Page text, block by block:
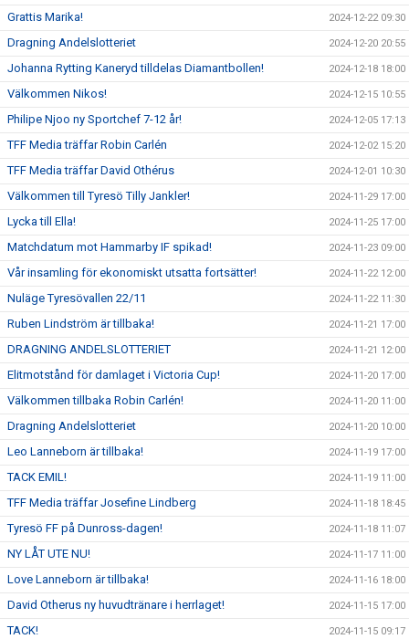
Grattis Marika! 2024-12-22 09:30
Dragning Andelslotteriet 2024-12-20 20:55
Johanna Rytting Kaneryd tilldelas Diamantbollen! 2024-12-18 18:00
Välkommen Nikos! 2024-12-15 10:55
Philipe Njoo ny Sportchef 7-12 år! 2024-12-05 17:13
TFF Media träffar Robin Carlén 2024-12-02 15:20
TFF Media träffar David Othérus 2024-12-01 10:30
Välkommen till Tyresö Tilly Jankler! 2024-11-29 17:00
Lycka till Ella! 2024-11-25 17:00
Matchdatum mot Hammarby IF spikad! 2024-11-23 09:00
Vår insamling för ekonomiskt utsatta fortsätter! 2024-11-22 12:00
Nuläge Tyresövallen 22/11 2024-11-22 11:30
Ruben Lindström är tillbaka! 2024-11-21 17:00
DRAGNING ANDELSLOTTERIET 2024-11-21 12:00
Elitmotstånd för damlaget i Victoria Cup! 2024-11-20 17:00
Välkommen tillbaka Robin Carlén! 2024-11-20 11:00
Dragning Andelslotteriet 2024-11-20 10:00
Leo Lanneborn är tillbaka! 2024-11-19 17:00
TACK EMIL! 2024-11-19 11:00
TFF Media träffar Josefine Lindberg 2024-11-18 18:45
Tyresö FF på Dunross-dagen! 2024-11-18 11:07
NY LÅT UTE NU! 2024-11-17 11:00
Love Lanneborn är tillbaka! 2024-11-16 18:00
David Otherus ny huvudtränare i herrlaget! 2024-11-15 17:00
TACK! 2024-11-15 09:17